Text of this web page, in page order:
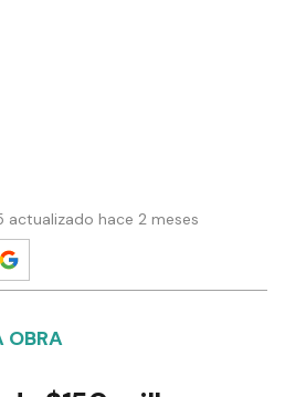
actualizado hace 2 meses
OBRA